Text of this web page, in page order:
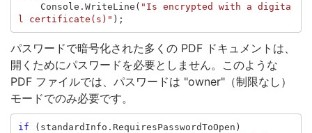
Console . WriteLine ( "Is encrypted with a digita
l certificate(s)" );
パスワードで暗号化された多くの PDF ドキュメントは、
開くためにパスワードを必要としません。このような
PDF ファイルでは、パスワードは "owner"（制限なし）
モードでのみ必要です。
if ( standardInfo . RequiresPasswordToOpen )